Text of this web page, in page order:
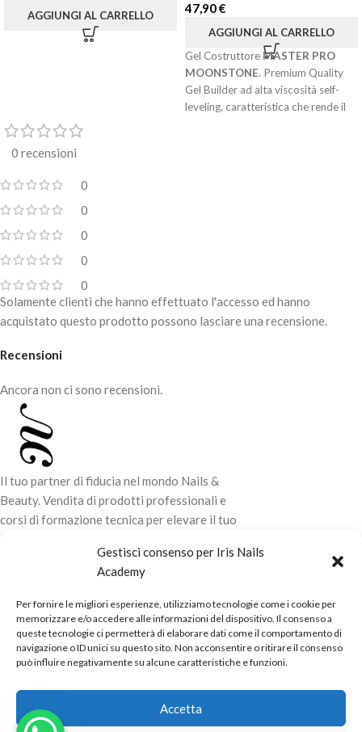
Gestisci consenso per Iris Nails
Academy
Per fornire le migliori esperienze, utilizziamo tecnologie come i cookie per
memorizzare e/o accedere alle informazioni del dispositivo. Il consenso a
queste tecnologie ci permetterà di elaborare dati come il comportamento di
navigazione o ID unici su questo sito. Non acconsentire o ritirare il consenso
può influire negativamente su alcune caratteristiche e funzioni.
Accetta
AGGIUNGI AL CARRELLO 47,90€
AGGIUNGI AL CARRELLO
Gel Costruttore MASTER PRO
MOONSTONE. Premium Quality
Gel Builder ad alta viscosità self-
leveling, caratteristica che rende il
Gel autolivellante
Flessibilità:
Pinzabile dopo
lampada Uv/Led (48W):
LED/CCFL 90 sec. – UV 120 sec.
0 recensioni
0
0
0
0
0
Recensioni
Ancora non ci sono recensioni.
Solamente clienti che hanno effettuato l'accesso ed hanno
acquistato questo prodotto possono lasciare una recensione.
Il tuo partner di fiducia nel mondo Nails &
Beauty. Vendita di prodotti professionali e
corsi di formazione tecnica per elevare il tuo
LINK UTILI
ORARI NEGOZIO
Powered byReal.Pro.Webcopyright© 2026 in collaborazione con
Mac Sistemi